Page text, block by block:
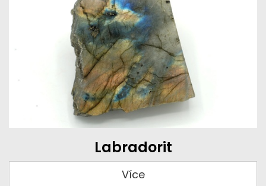
Labradorit
Více